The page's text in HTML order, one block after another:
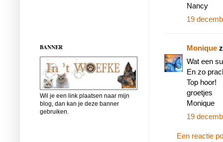
Nancy
19
Monique
Wat een
En zo
Top hoor!
groetjes
Monique
19
Een reactie
BANNER
Wil je een link plaatsen naar mijn
blog, dan kan je deze banner
gebruiken.